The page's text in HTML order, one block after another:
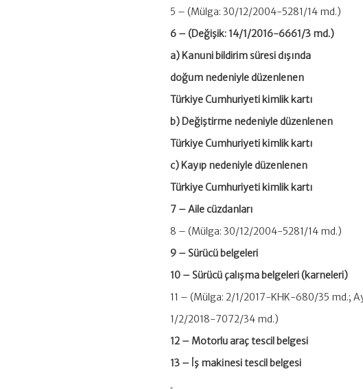
5 – (Mülga: 30/12/2004-5281/14 md.)
6 – (Değişik: 14/1/2016-6661/3 md.)
a) Kanuni bildirim
doğum nedeniyle düzenlenen
Türkiye Cumhuriyeti kimlik kartı
b) Değiştirme nedeniyle
Türkiye Cumhuriyeti kimlik kartı
c) Kayıp nedeniyle
Türkiye Cumhuriyeti kimlik kartı
7 – Aile
8 – (Mülga: 30/12/2004-5281/14 md.)
9 – Sürücü
10 – Sürücü çalışma
11 – (Mülga: 2/1/2017-KHK-680/35 md.;
1/2/2018-7072/34 md.)
12 – Motorlu araç
13 – İş makinesi